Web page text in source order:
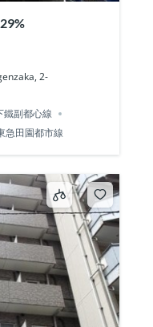
2-
鐵副都心線
急田園都市線